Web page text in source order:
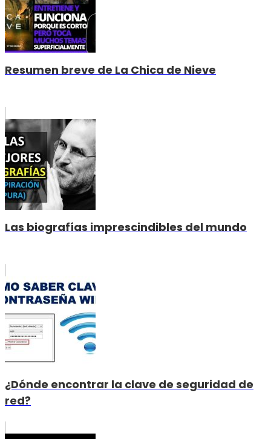
Resumen breve de La Chica de Nieve
Las biografías imprescindibles del mundo
¿Dónde encontrar la clave de seguridad de
red?